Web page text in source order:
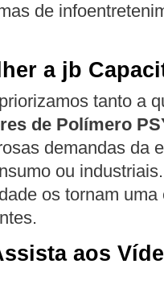
de
a jb
tanto a
de Polímero
demandas da
ou
os tornam
aos